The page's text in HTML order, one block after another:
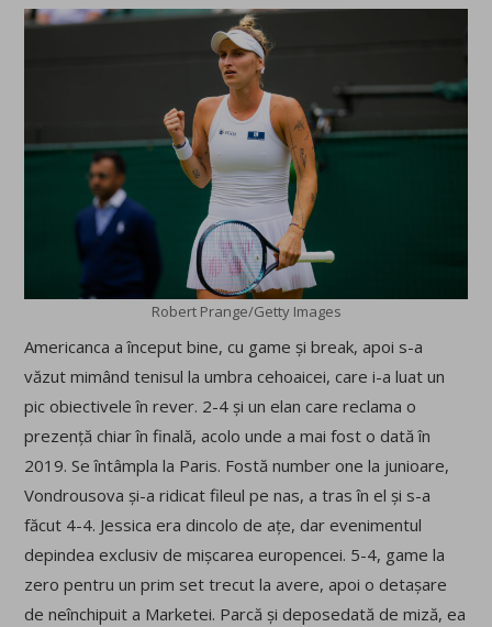
Robert Prange/Getty Images
Americanca a început bine, cu game și break, apoi s-a
văzut mimând tenisul la umbra cehoaicei, care i-a luat un
pic obiectivele în rever. 2-4 și un elan care reclama o
prezență chiar în finală, acolo unde a mai fost o dată în
2019. Se întâmpla la Paris. Fostă number one la junioare,
Vondrousova și-a ridicat fileul pe nas, a tras în el și s-a
făcut 4-4. Jessica era dincolo de ațe, dar evenimentul
depindea exclusiv de mișcarea europencei. 5-4, game la
zero pentru un prim set trecut la avere, apoi o detașare
de neînchipuit a Marketei. Parcă și deposedată de miză, ea